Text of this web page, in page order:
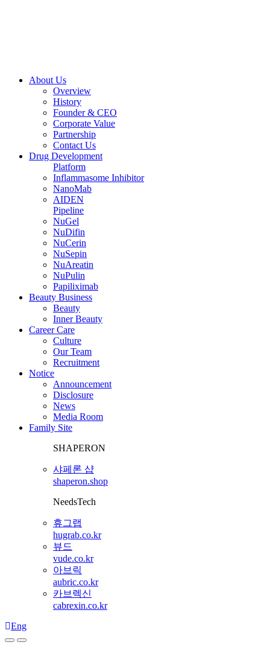
About Us
Overview
History
Founder & CEO
Corporate Value
Partnership
Contact Us
Drug Development
Platform
Inflammasome Inhibitor
NanoMab
AIDEN
Pipeline
NuGel
NuDifin
NuCerin
NuSepin
NuAreatin
NuPulin
Papiliximab
Beauty Business
Beauty
Inner Beauty
Career Care
Culture
Our Team
Recruitment
Notice
Announcement
Disclosure
News
Media Room
Family Site
SHAPERON
샤페론 샵
shaperon.shop
NeedsTech
휴그랩
hugrab.co.kr
뷰드
vude.co.kr
아브릭
aubric.co.kr
카브렉신
cabrexin.co.kr
Eng